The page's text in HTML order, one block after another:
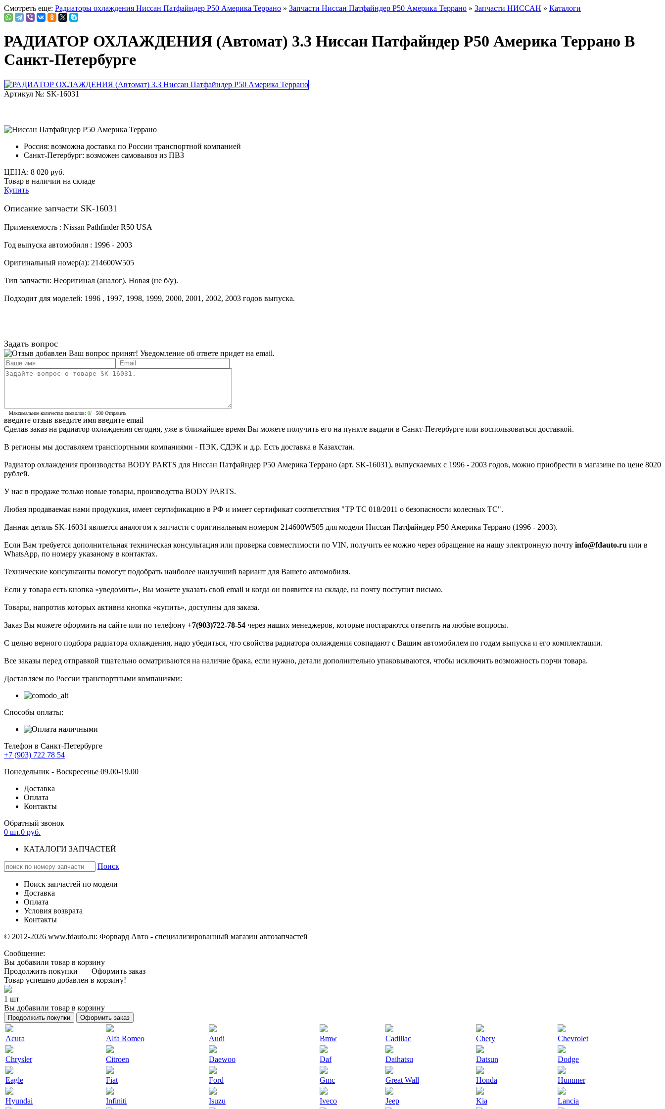
Смотреть еще: Радиаторы охлаждения Ниссан Патфайндер Р50 Америка Террано » Запчасти Ниссан Патфайндер Р50 Америка Террано » Запчасти НИССАН » Каталоги
РАДИАТОР ОХЛАЖДЕНИЯ (Автомат) 3.3 Ниссан Патфайндер Р50 Америка Террано В
Санкт-Петербурге
Артикул №: SK-16031
Россия: возможна доставка по России транспортной компанией
Санкт-Петербург: возможен самовывоз из ПВЗ
ЦЕНА: 8 020 руб.
Товар в наличии на складе
Купить
Описание запчасти SK-16031
Применяемость : Nissan Pathfinder R50 USA
Год выпуска автомобиля : 1996 - 2003
Оригинальный номер(а): 214600W505
Тип запчасти: Неоригинал (аналог). Новая (не б/у).
Подходит для моделей: 1996 , 1997, 1998, 1999, 2000, 2001 , 2002, 2003 годов выпуска.
Задать вопрос
Ваш вопрос принят! Уведомление об ответе придет на email.
Максимальное количество символов: 0/ 500 Отправить
введите отзыв введите имя введите email
Сделав заказ на радиатор охлаждения сегодня, уже в ближайшее время Вы можете получить его на пункте выдачи в Санкт-Петербурге или воспользоваться доставкой.
В регионы мы доставляем транспортными компаниями - ПЭК, СДЭК и д.р. Есть доставка в Казахстан.
Радиатор охлаждения производства BODY PARTS для Ниссан Патфайндер Р50 Америка Террано (арт. SK-16031), выпускаемых с 1996 - 2003 годов, можно приобрести в магазине по цене 8020
рублей.
У нас в продаже только новые товары, производства BODY PARTS.
Любая продаваемая нами продукция, имеет сертификацию в РФ и имеет сертификат соответствия "ТР ТС 018/2011 о безопасности колесных ТС".
Данная деталь SK-16031 является аналогом к запчасти с оригинальным номером 214600W505 для модели Ниссан Патфайндер Р50 Америка Террано (1996 - 2003).
Если Вам требуется дополнительная техническая консультация или проверка совместимости по VIN, получить ее можно через обращение на нашу электронную почту info@fdauto.ru или в
WhatsApp, по номеру указаному в контактах.
Технические консультанты помогут подобрать наиболее наилучший вариант для Вашего автомобиля.
Если у товара есть кнопка «уведомить», Вы можете указать свой email и когда он появится на складе, на почту поступит письмо.
Товары, напротив которых активна кнопка «купить», доступны для заказа.
Заказ Вы можете оформить на сайте или по телефону +7(903)722-78-54 через наших менеджеров, которые постараются ответить на любые вопросы.
С целью верного подбора радиатора охлаждения, надо убедиться, что свойства радиатора охлаждения совпадают с Вашим автомобилем по годам выпуска и его комплектации.
Все заказы перед отправкой тщательно осматриваются на наличие брака, если нужно, детали дополнительно упаковываются, чтобы исключить возможность порчи товара.
Доставляем по России транспортными компаниями:
Способы оплаты:
Телефон в Санкт-Петербурге
+7 (903) 722 78 54
Понедельник - Воскресенье 09.00-19.00
Доставка
Оплата
Контакты
Обратный звонок
0 шт.0 руб.
КАТАЛОГИ ЗАПЧАСТЕЙ
Поиск
Поиск запчастей по модели
Доставка
Оплата
Условия возврата
Контакты
© 2012-2026 www.fdauto.ru: Форвард Авто - специализированный магазин автозапчастей
Сообщение:
Вы добавили товар в корзину
Продолжить покупки
Оформить заказ
Товар успешно добавлен в корзину!
1 шт
Вы добавили товар в корзину
Продолжить покупки Оформить заказ
Acura Alfa Romeo Audi Bmw Cadillac Chery Chevrolet
Chrysler Citroen Daewoo Daf Daihatsu Datsun Dodge
Eagle Fiat Ford Gmc Great Wall Honda Hummer
Hyundai Infiniti Isuzu Iveco Jeep Kia Lancia